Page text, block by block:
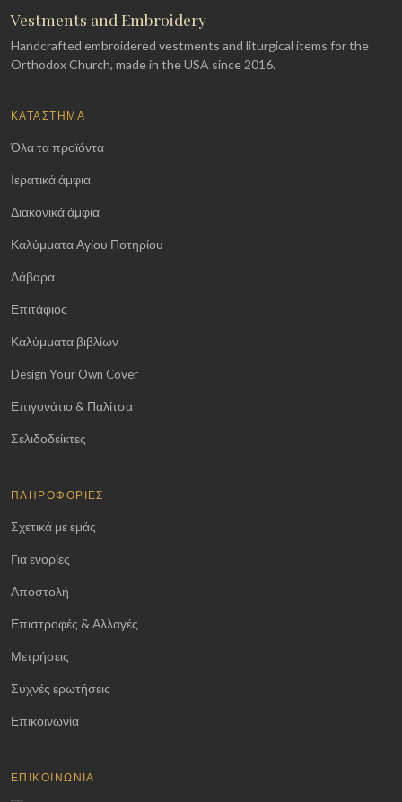
Vestments and Embroidery
Handcrafted embroidered vestments and liturgical items for the
Orthodox Church, made in the USA since 2016.
ΚΑΤΆΣΤΗΜΑ
Όλα τα προϊόντα
Ιερατικά άμφια
Διακονικά άμφια
Καλύμματα Αγίου Ποτηρίου
Λάβαρα
Επιτάφιος
Καλύμματα βιβλίων
Design Your Own Cover
Επιγονάτιο & Παλίτσα
Σελιδοδείκτες
ΠΛΗΡΟΦΟΡΊΕΣ
Σχετικά με εμάς
Για ενορίες
Αποστολή
Επιστροφές & Αλλαγές
Μετρήσεις
Συχνές ερωτήσεις
Επικοινωνία
ΕΠΙΚΟΙΝΩΝΊΑ